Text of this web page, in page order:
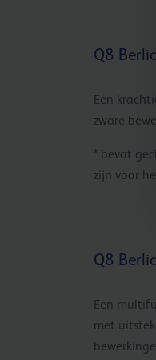
Q8
Een
zware
* bevat
zijn voor
Q8
Een
met